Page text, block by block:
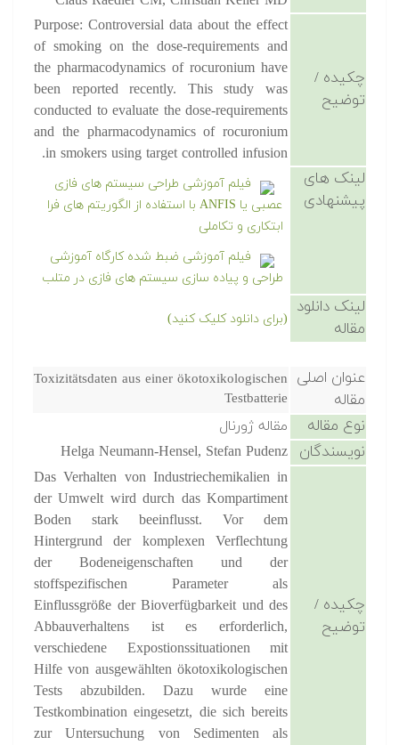
چکیده /
توضیح
Purpose: Controversial data about the effect
of smoking on the dose-requirements and
the pharmacodynamics of rocuronium have
been reported recently. This study was
conducted to evaluate the dose-requirements
and the pharmacodynamics of rocuronium
in smokers using target controlled infusion.
لینک های
پیشنهادی
فیلم آموزشی طراحی سیستم های فازی
عصبی یا ANFIS با استفاده از الگوریتم های فرا
ابتکاری و تکاملی
فیلم آموزشی ضبط شده کارگاه آموزشی
طراحی و پیاده سازی سیستم های فازی در متلب
لینک دانلود
مقاله
(برای دانلود کلیک کنید)
عنوان اصلی
مقاله
Toxizitätsdaten aus einer ökotoxikologischen
Testbatterie
نوع مقاله مقاله ژورنال
نویسندگان Helga Neumann-Hensel, Stefan Pudenz
چکیده /
توضیح
Das Verhalten von Industriechemikalien in
der Umwelt wird durch das Kompartiment
Boden stark beeinflusst. Vor dem
Hintergrund der komplexen Verflechtung
der Bodeneigenschaften und der
stoffspezifischen Parameter als
Einflussgröße der Bioverfügbarkeit und des
Abbauverhaltens ist es erforderlich,
verschiedene Expostionssituationen mit
Hilfe von ausgewählten ökotoxikologischen
Tests abzubilden. Dazu wurde eine
Testkombination eingesetzt, die sich bereits
zur Untersuchung von Sedimenten als